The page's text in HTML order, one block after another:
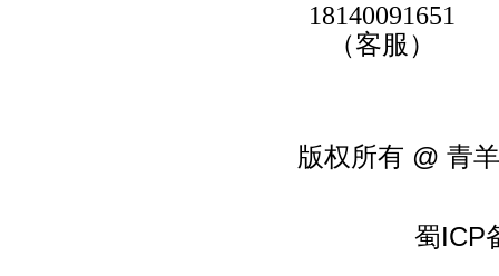
18140091651
（客服）
版权所有 @ 青
蜀ICP